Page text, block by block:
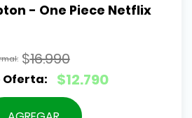
- One Piece Netflix
$16.990
El
precio
original
$12.790
El
precio